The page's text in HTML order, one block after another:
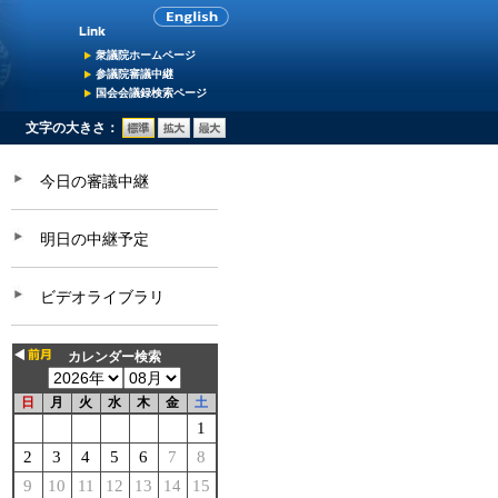
衆議院ホームページ
参議院審議中継
国会会議録検索ページ
文字の大きさ：
今日の審議中継
明日の中継予定
ビデオライブラリ
カレンダー検索
日 月 火 水 木 金 土
1
2
3 4 5 6 7
8
9
10 11 12 13 14
15